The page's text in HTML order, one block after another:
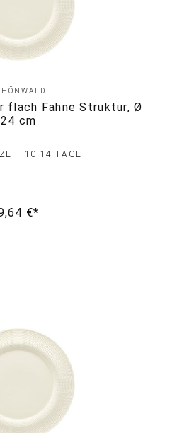
flach Fahne Struktur, Ø
24 cm
10-14 TAGE
€*